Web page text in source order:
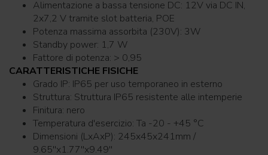
Alimentazione a bassa tensione DC: 12V via DC IN,
2x7,2 V tramite slot batteria, POE
Potenza massima assorbita (230V): 3W
Standby power: 1,7 W
Fattore di potenza: > 0,95
CARATTERISTICHE FISICHE
Grado IP: IP65 per uso temporaneo in esterno
Struttura: Struttura IP65 resistente alle intemperie
Finitura: nero
Temperatura d'esercizio: Ta -20 - +45 °C
Dimensioni (LxAxP): 245x45x241mm /
9.65''x1.77''x9.49''